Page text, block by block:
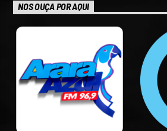
NOS OUÇA POR AQUI